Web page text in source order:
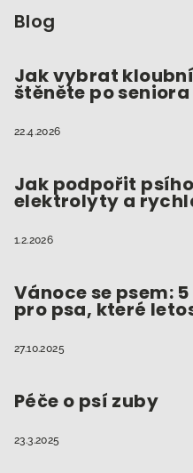
Blog
Jak vybrat
štěněte po seniora
22.4.2026
Jak podpořit
elektrolyty a
1.2.2026
Vánoce se psem:
pro psa, které
27.10.2025
Péče o psí zuby
23.3.2025